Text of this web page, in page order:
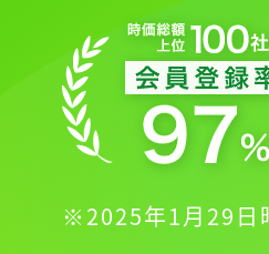
※2025年1月29日